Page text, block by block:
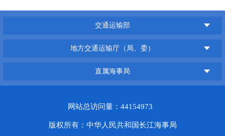
交通运输部
地方交通运输厅（局、委）
直属海事局
网站总访问量：44154973
版权所有：中华人民共和国长江海事局